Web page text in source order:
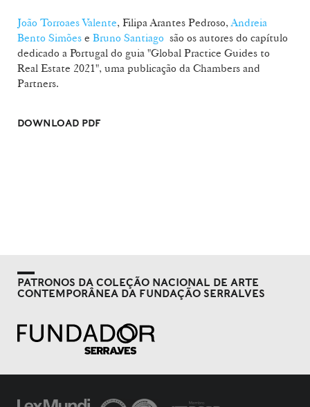
João Torroaes Valente, Filipa Arantes Pedroso,Andreia
Bento Simões e Bruno Santiago são os autores do capítulo
dedicado a Portugal do guia "Global Practice Guides to
Real Estate 2021", uma publicação da Chambers and
Partners.
DOWNLOAD PDF
PATRONOS DA COLEÇÃO NACIONAL DE ARTE
CONTEMPORÂNEA DA FUNDAÇÃO SERRALVES